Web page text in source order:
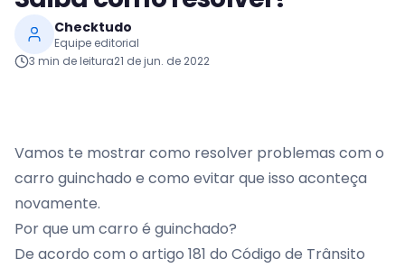
Checktudo
Equipe editorial
3 min de leitura21 de jun. de 2022
Vamos te mostrar como resolver problemas com o
carro guinchado e como evitar que isso aconteça
novamente.
Por que um carro é guinchado?
De acordo com o artigo 181 do Código de Trânsito